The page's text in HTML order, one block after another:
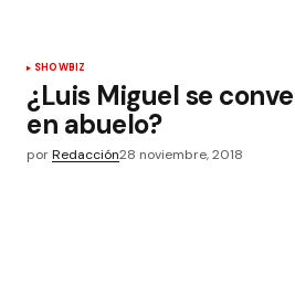
SHOWBIZ
¿Luis Miguel se
en abuelo?
porRedacción28 noviembre, 2018